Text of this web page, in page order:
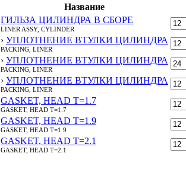
Название
ГИЛЬЗА ЦИЛИНДРА В СБОРЕ
LINER ASSY, CYLINDER
› УПЛОТНЕНИЕ ВТУЛКИ ЦИЛИНДРА
PACKING, LINER
› УПЛОТНЕНИЕ ВТУЛКИ ЦИЛИНДРА
PACKING, LINER
› УПЛОТНЕНИЕ ВТУЛКИ ЦИЛИНДРА
PACKING, LINER
GASKET, HEAD T=1.7
GASKET, HEAD T=1.7
GASKET, HEAD T=1.9
GASKET, HEAD T=1.9
GASKET, HEAD T=2.1
GASKET, HEAD T=2.1